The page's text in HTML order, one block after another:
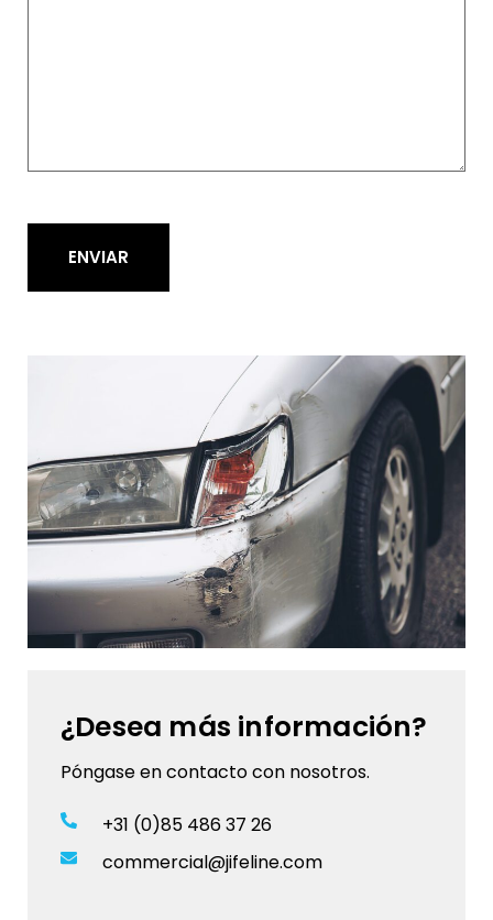
ENVIAR
¿Desea más información?
Póngase en contacto con nosotros.
+31 (0)85 486 37 26
commercial@jifeline.com